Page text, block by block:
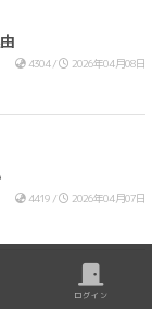
ログイン
4304 / 2026年04月08日
4419 / 2026年04月07日